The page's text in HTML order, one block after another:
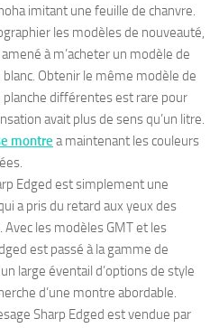
imitant une feuille de chanvre.
les modèles de nouveauté,
à m’acheter un modèle de
Obtenir le même modèle de
différentes est rare pour
avait plus de sens qu’un litre.
montre a maintenant les couleurs
Edged est simplement une
a pris du retard aux yeux des
les modèles GMT et les
est passé à la gamme de
large éventail d’options de style
d’une montre abordable.
Sharp Edged est vendue par